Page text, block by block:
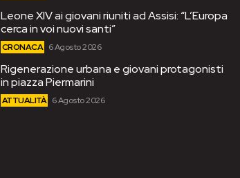
Leone XIV ai giovani riuniti ad Assisi: “L’Europa
cerca in voi nuovi santi”
CRONACA 6 Agosto 2026
Rigenerazione urbana e giovani protagonisti
in piazza Piermarini
ATTUALITÀ 6 Agosto 2026